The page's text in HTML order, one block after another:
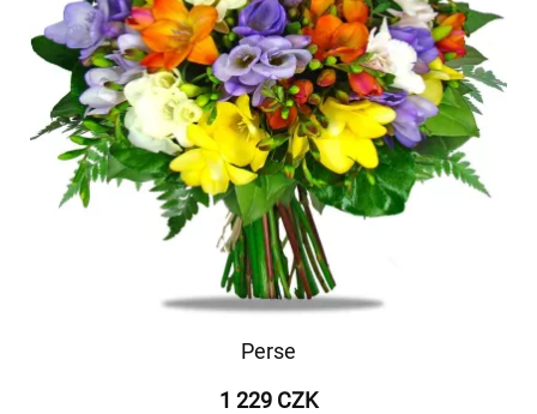
Perse
1 229 CZK